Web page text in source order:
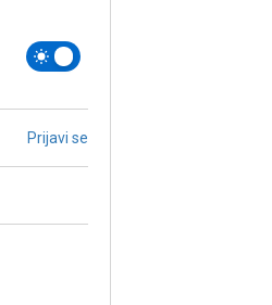
Prijavi se